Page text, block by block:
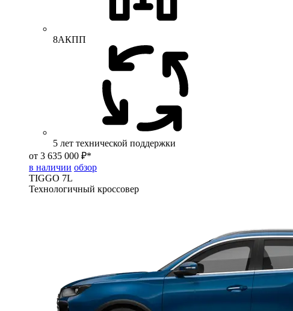
8АКПП
5 лет технической поддержки
от 3 635 000 ₽*
в наличии обзор
TIGGO 7L
Технологичный кроссовер